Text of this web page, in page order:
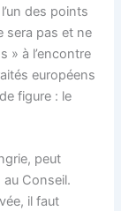
des points
sera pas et ne
» à l’encontre
européens
figure : le
peut
Conseil.
il faut